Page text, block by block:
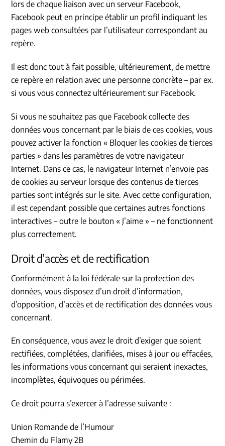
lors de chaque liaison avec un serveur Facebook,
Facebook peut en principe établir un profil indiquant les
pages web consultées par l’utilisateur correspondant au
repère.
Il est donc tout à fait possible, ultérieurement, de mettre
ce repère en relation avec une personne concrète – par ex.
si vous vous connectez ultérieurement sur Facebook.
Si vous ne souhaitez pas que Facebook collecte des
données vous concernant par le biais de ces cookies, vous
pouvez activer la fonction « Bloquer les cookies de tierces
parties » dans les paramètres de votre navigateur
Internet. Dans ce cas, le navigateur Internet n’envoie pas
de cookies au serveur lorsque des contenus de tierces
parties sont intégrés sur le site. Avec cette configuration,
il est cependant possible que certaines autres fonctions
interactives – outre le bouton « J’aime » – ne fonctionnent
plus correctement.
Droit d’accès et de rectification
Conformément à la loi fédérale sur la protection des
données, vous disposez d’un droit d’information,
d’opposition, d’accès et de rectification des données vous
concernant.
En conséquence, vous avez le droit d’exiger que soient
rectifiées, complétées, clarifiées, mises à jour ou effacées,
les informations vous concernant qui seraient inexactes,
incomplètes, équivoques ou périmées.
Ce droit pourra s’exercer à l’adresse suivante :
Union Romande de l’Humour
Chemin du Flamy 2B